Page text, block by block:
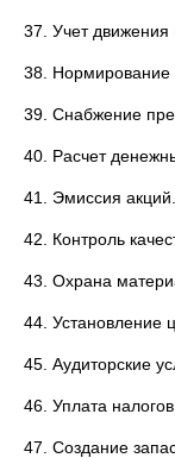
37. Учет движения
38. Нормирование
39. Снабжение
40. Расчет
41. Эмиссия акций.
42. Контроль
43. Охрана
44. Установление
45. Аудиторские
46. Уплата налогов.
47. Создание